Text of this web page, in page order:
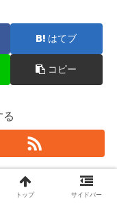
はてブ
コピー
る
PCU
トップ サイドバー